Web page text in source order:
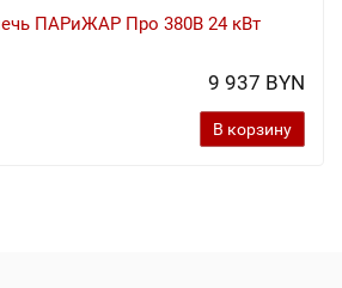
ПАРиЖАР Про 380В 24 кВт
9 937 BYN
В корзину